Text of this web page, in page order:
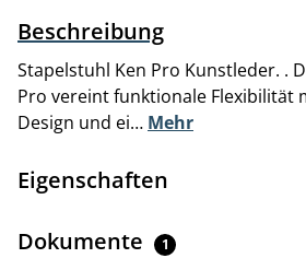
Beschreibung
Stapelstuhl Ken Pro Kunstleder. .
Pro vereint funktionale Flexibilität
Design und ei… Mehr
Eigenschaften
Dokumente 1